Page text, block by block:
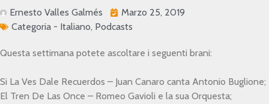
Ernesto Valles Galmés
Marzo 25, 2019
Categoria - Italiano, Podcasts
Questa settimana potete ascoltare i seguenti brani:
Si La Ves Dale Recuerdos – Juan Canaro canta Antonio Buglione;
El Tren De Las Once – Romeo Gavioli e la sua Orquesta;